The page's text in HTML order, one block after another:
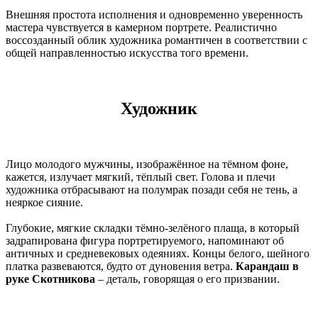
Внешняя простота исполнения и одновременно уверенность
мастера чувствуется в камерном портрете. Реалистично
воссозданный облик художника романтичен в соответствии с
общей направленностью искусства того времени.
Художник
Лицо молодого мужчины, изображённое на тёмном фоне,
кажется, излучает мягкий, тёплый свет. Голова и плечи
художника отбрасывают на полумрак позади себя не тень, а
неяркое сияние.
Глубокие, мягкие складки тёмно-зелёного плаща, в который
задрапирована фигура портретируемого, напоминают об
античных и средневековых одеяниях. Концы белого, шейного
платка развеваются, будто от дуновения ветра. Карандаш в
руке Скотникова – деталь, говорящая о его призвании.